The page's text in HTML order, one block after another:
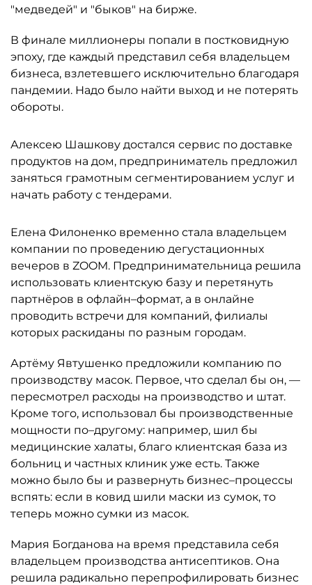
"медведей" и "быков" на бирже.
В финале миллионеры попали в постковидную
эпоху, где каждый представил себя владельцем
бизнеса, взлетевшего исключительно благодаря
пандемии. Надо было найти выход и не потерять
обороты.
Алексею Шашкову достался сервис по доставке
продуктов на дом, предприниматель предложил
заняться грамотным сегментированием услуг и
начать работу с тендерами.
Елена Филоненко временно стала владельцем
компании по проведению дегустационных
вечеров в ZOOM. Предпринимательница решила
использовать клиентскую базу и перетянуть
партнёров в офлайн–формат, а в онлайне
проводить встречи для компаний, филиалы
которых раскиданы по разным городам.
Артёму Явтушенко предложили компанию по
производству масок. Первое, что сделал бы он, —
пересмотрел расходы на производство и штат.
Кроме того, использовал бы производственные
мощности по–другому: например, шил бы
медицинские халаты, благо клиентская база из
больниц и частных клиник уже есть. Также
можно было бы и развернуть бизнес–процессы
вспять: если в ковид шили маски из сумок, то
теперь можно сумки из масок.
Мария Богданова на время представила себя
владельцем производства антисептиков. Она
решила радикально перепрофилировать бизнес